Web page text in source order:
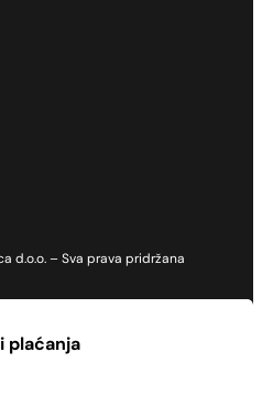
d.o.o. – Sva prava pridržana
plaćanja